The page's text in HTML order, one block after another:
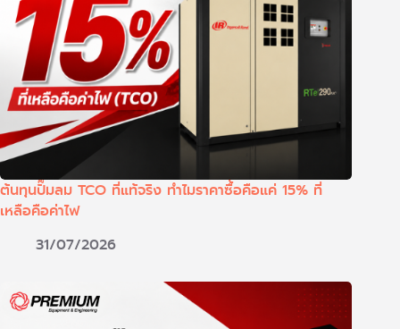
ต้นทุนปั๊มลม TCO ที่แท้จริง ทำไมราคาซื้อคือแค่ 15% ที่
เหลือคือค่าไฟ
31/07/2026